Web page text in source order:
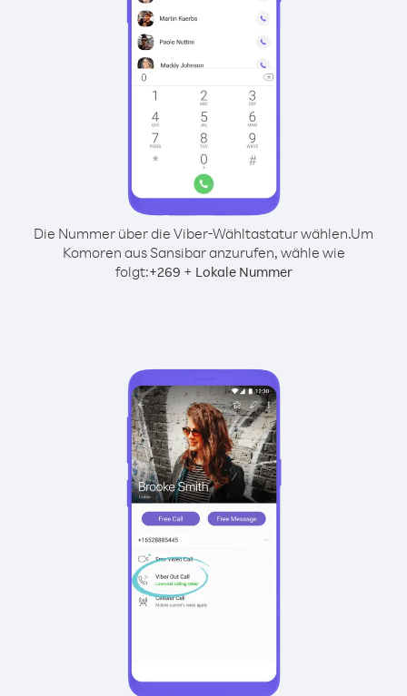
Die Nummer über die Viber-Wähltastatur wählen.Um
Komoren aus Sansibar anzurufen, wähle wie
folgt:+269 + Lokale Nummer